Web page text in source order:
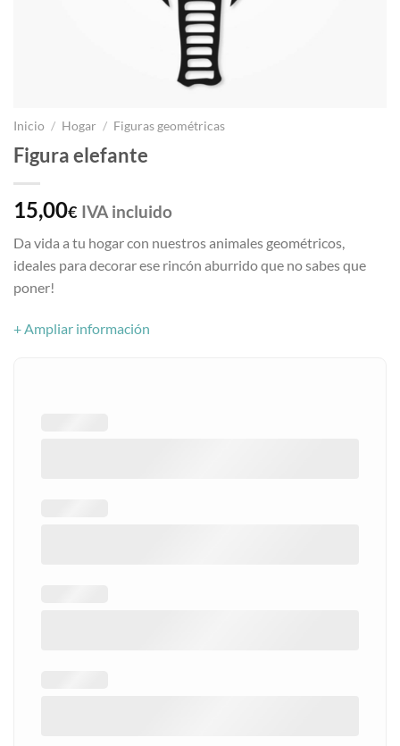
Inicio / Hogar / Figuras geométricas
Figura elefante
15,00€ IVA incluido
Da vida a tu hogar con nuestros animales geométricos,
ideales para decorar ese rincón aburrido que no sabes que
poner!
+ Ampliar información